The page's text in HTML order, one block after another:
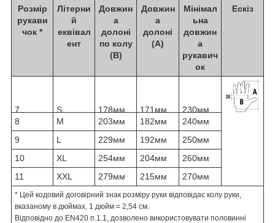
Розмір
рукави
чок *
Літерни
й
еквівал
ент
Довжин
а
долоні
по колу
(В)
Довжин
а
долоні
(А)
Мінімал
ьна
довжин
а
рукавич
ок
Ескіз
7 S 178мм 171мм
230мм
8
M 203мм 182мм
240мм
9
L 229мм 192мм
250мм
10
XL 254мм 204мм
260мм
11
XXL 279мм 215мм 270мм
* Цей кодовий договірний знак розміру руки відповідає колу руки,
вказаному в дюймах, 1 дюйм = 2,54 см.
Відповідно до EN420 п.1.1, дозволено використовувати половинні